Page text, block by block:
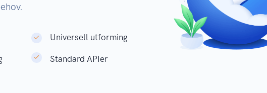
Universell utforming
Standard APIer